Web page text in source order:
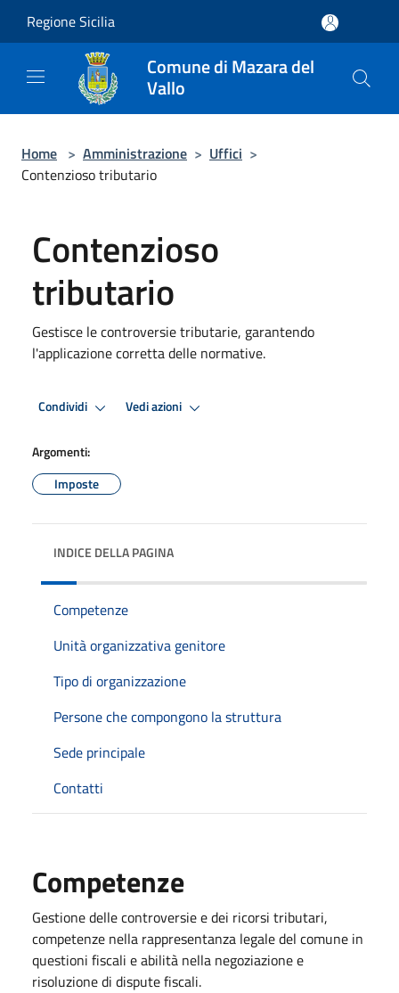
Regione Sicilia
Comune di Mazara del
Vallo
Home > Amministrazione > Uffici >
Contenzioso tributario
Contenzioso
tributario
Gestisce le controversie tributarie, garantendo
l'applicazione corretta delle normative.
Condividi Vedi azioni
Argomenti:
Imposte
INDICE DELLA PAGINA
Competenze
Unità organizzativa genitore
Tipo di organizzazione
Persone che compongono la struttura
Sede principale
Contatti
Competenze
Gestione delle controversie e dei ricorsi tributari,
competenze nella rappresentanza legale del comune in
questioni fiscali e abilità nella negoziazione e
risoluzione di dispute fiscali.